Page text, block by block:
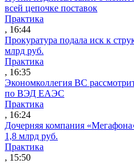
всей цепочке поставок
Практика
, 16:44
Прокуратура подала иск к
млрд руб.
Практика
, 16:35
Экономколлегия ВС
по ВЭД ЕАЭС
Практика
, 16:24
Дочерняя компания
1,8 млрд руб.
Практика
, 15:50